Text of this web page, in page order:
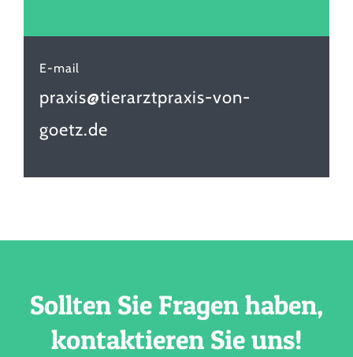
E-mail
praxis@tierarztpraxis-von-
goetz.de
Sollten Sie Fragen haben,
kontaktieren Sie uns!